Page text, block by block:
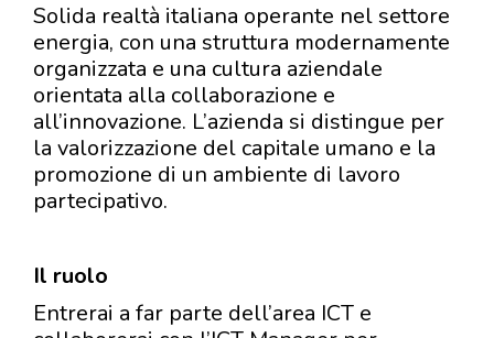
Solida realtà italiana operante nel settore
energia, con una struttura modernamente
organizzata e una cultura aziendale
orientata alla collaborazione e
all’innovazione. L’azienda si distingue per
la valorizzazione del capitale umano e la
promozione di un ambiente di lavoro
partecipativo.
Il ruolo
Entrerai a far parte dell’area ICT e